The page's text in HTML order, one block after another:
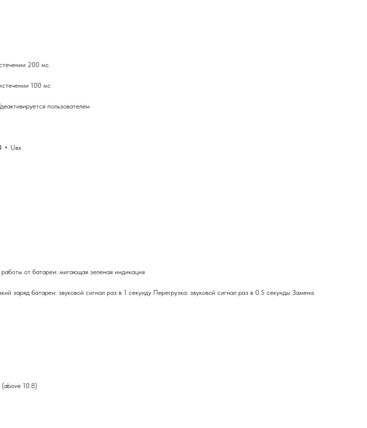
200 мс.
100 мс
пользователем
× Uвх
от батареи: мигающая зеленая индикация
заряд батареи: звуковой сигнал раз в 1 секунду Перегрузка: звуковой сигнал раз в 0.5 секунды Замена
10.8)